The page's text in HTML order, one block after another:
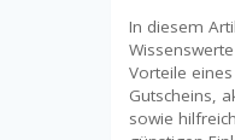
In diesem
Vorteile
Gutscheins,
sowie